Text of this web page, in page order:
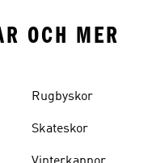
OCH MER
Rugbyskor
Skateskor